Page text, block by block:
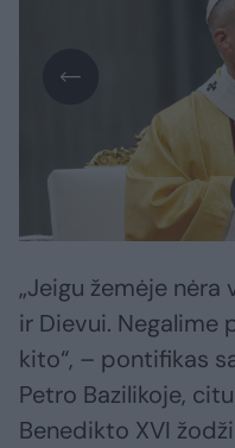
„Jeigu žemėje
ir Dievui.
kito“, – pontifikas
Petro Bazilikoje,
Benedikto XVI